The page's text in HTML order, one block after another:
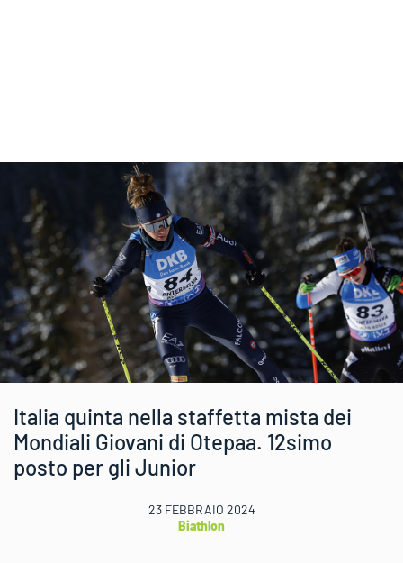
Italia quinta nella staffetta mista dei
Mondiali Giovani di Otepaa. 12simo
posto per gli Junior
23 FEBBRAIO 2024
Biathlon